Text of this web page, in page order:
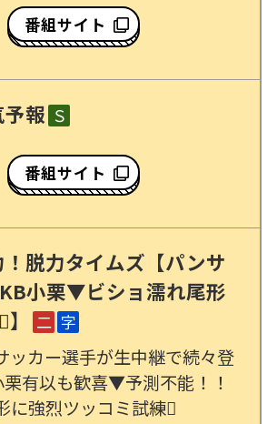
番組サイト
報 Ｓ
番組サイト
脱力タイムズ【パンサ
小栗▼ビショ濡れ尾形
二 字
ッカー選手が生中継で続々登
有以も歓喜▼予測不能！！
に強烈ツッコミ試練